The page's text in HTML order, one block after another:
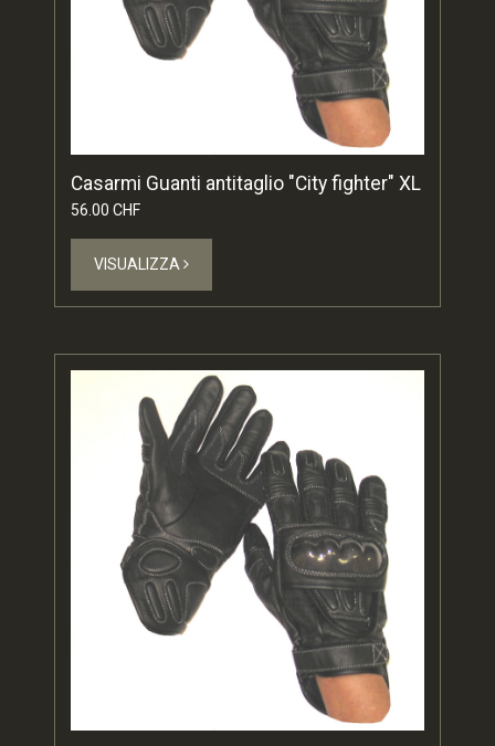
Casarmi Guanti antitaglio "City fighter" XL
56.00 CHF
VISUALIZZA